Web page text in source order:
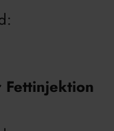
Fettinjektion